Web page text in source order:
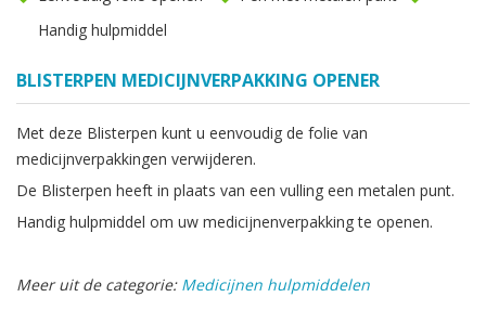
Handig hulpmiddel
BLISTERPEN MEDICIJNVERPAKKING OPENER
Met deze Blisterpen kunt u eenvoudig de folie van
medicijnverpakkingen verwijderen.
De Blisterpen heeft in plaats van een vulling een metalen punt.
Handig hulpmiddel om uw medicijnenverpakking te openen.
Meer uit de categorie: Medicijnen hulpmiddelen